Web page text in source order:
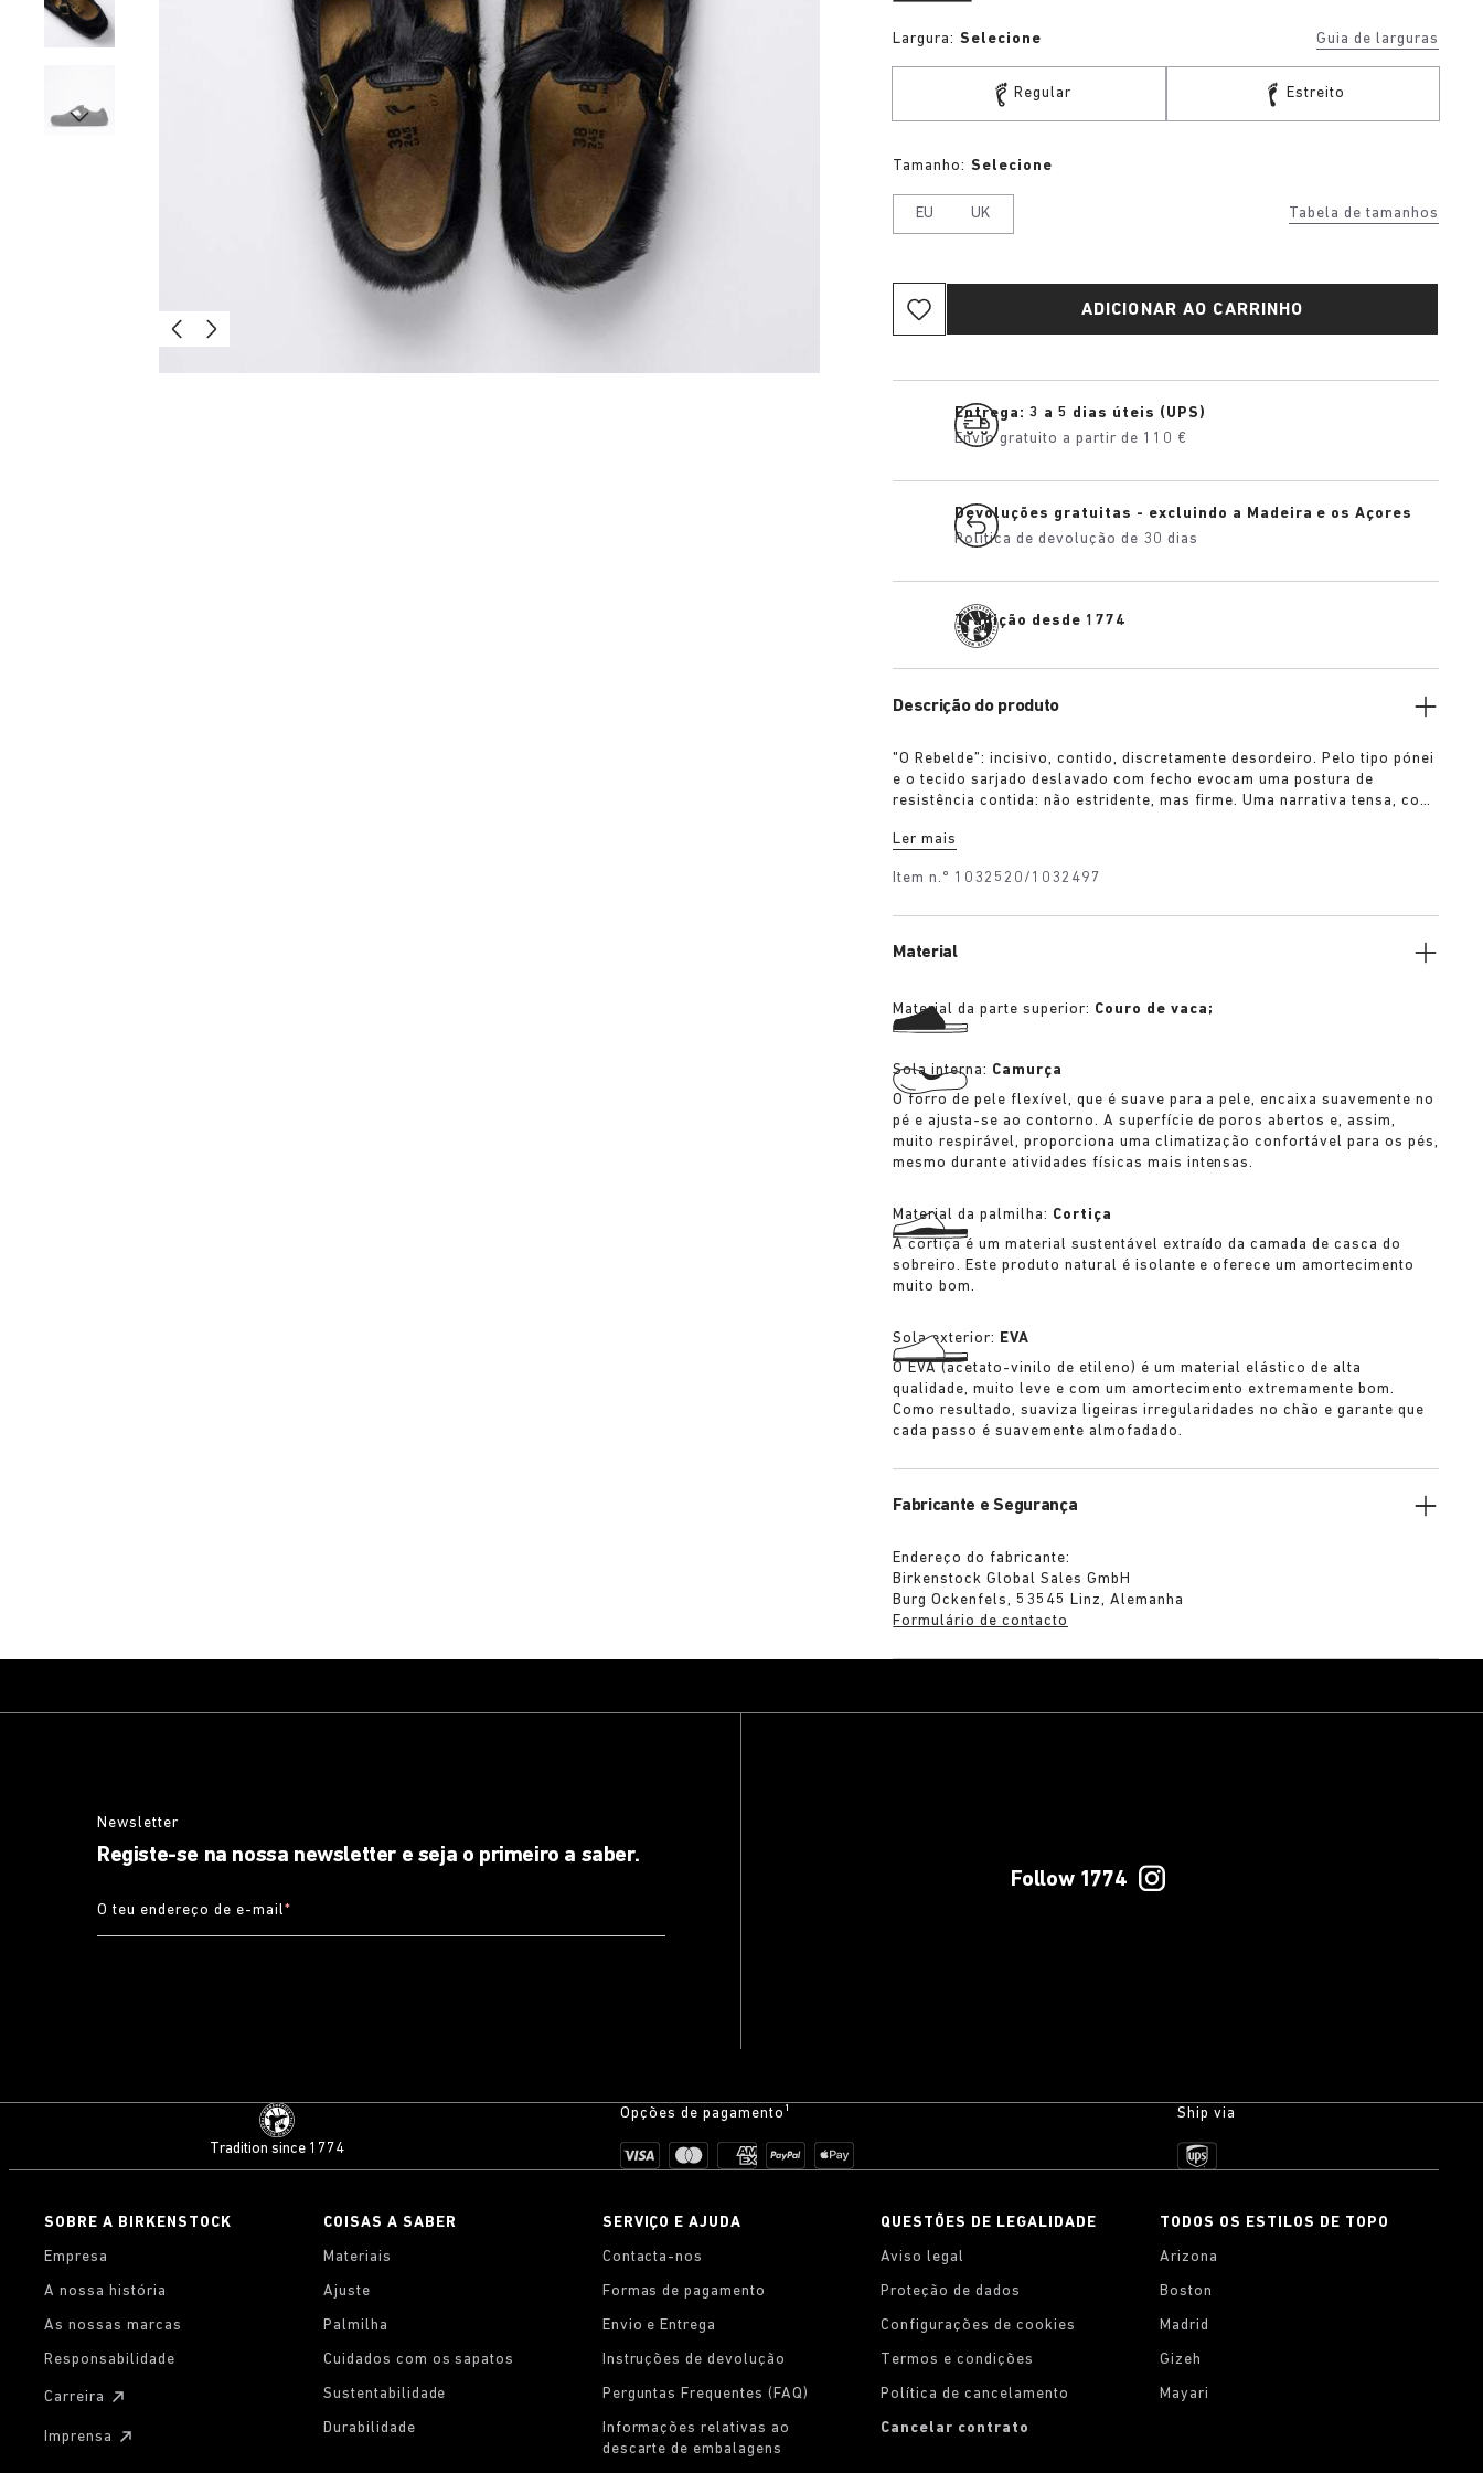
Largura: Selecione Guia de larguras
Regular Estreito
Tabela de tamanhos
Tamanho: Selecione
EU UK
ADICIONAR AO CARRINHO
Entrega: 3 a 5 dias úteis (UPS)
Envio gratuito a partir de 110 €
Devoluções gratuitas - excluindo a Madeira e os Açores
Política de devolução de 30 dias
Tradição desde 1774
Descrição do produto
"O Rebelde”: incisivo, contido, discretamente desordeiro. Pelo tipo pónei
e o tecido sarjado deslavado com fecho evocam uma postura de
resistência contida: não estridente, mas firme. Uma narrativa tensa, com
aprovação.
Ler mais
Item n.º 1032520/1032497
Material
Material da parte superior: Couro de vaca;
Sola interna: Camurça
O forro de pele flexível, que é suave para a pele, encaixa suavemente no
pé e ajusta-se ao contorno. A superfície de poros abertos e, assim,
muito respirável, proporciona uma climatização confortável para os pés,
mesmo durante atividades físicas mais intensas.
Material da palmilha: Cortiça
A cortiça é um material sustentável extraído da camada de casca do
sobreiro. Este produto natural é isolante e oferece um amortecimento
muito bom.
Sola exterior: EVA
O EVA (acetato-vinilo de etileno) é um material elástico de alta
qualidade, muito leve e com um amortecimento extremamente bom.
Como resultado, suaviza ligeiras irregularidades no chão e garante que
cada passo é suavemente almofadado.
Fabricante e Segurança
Endereço do fabricante:
Birkenstock Global Sales GmbH
Burg Ockenfels, 53545 Linz, Alemanha
Formulário de contacto
Newsletter
Registe-se na nossa newsletter e seja o primeiro a saber.
O teu endereço de e-mail*
Follow 1774
Tradition since 1774
Opções de pagamento¹ Ship via
SOBRE A BIRKENSTOCK
Empresa
A nossa história
As nossas marcas
Responsabilidade
Carreira
Imprensa
COISAS A SABER
Materiais
Ajuste
Palmilha
Cuidados com os sapatos
Sustentabilidade
Durabilidade
SERVIÇO E AJUDA
Contacta-nos
Formas de pagamento
Envio e Entrega
Instruções de devolução
Perguntas Frequentes (FAQ)
Informações relativas ao
descarte de embalagens
QUESTÕES DE LEGALIDADE
Aviso legal
Proteção de dados
Configurações de cookies
Termos e condições
Política de cancelamento
Cancelar contrato
TODOS OS ESTILOS DE TOPO
Arizona
Boston
Madrid
Gizeh
Mayari